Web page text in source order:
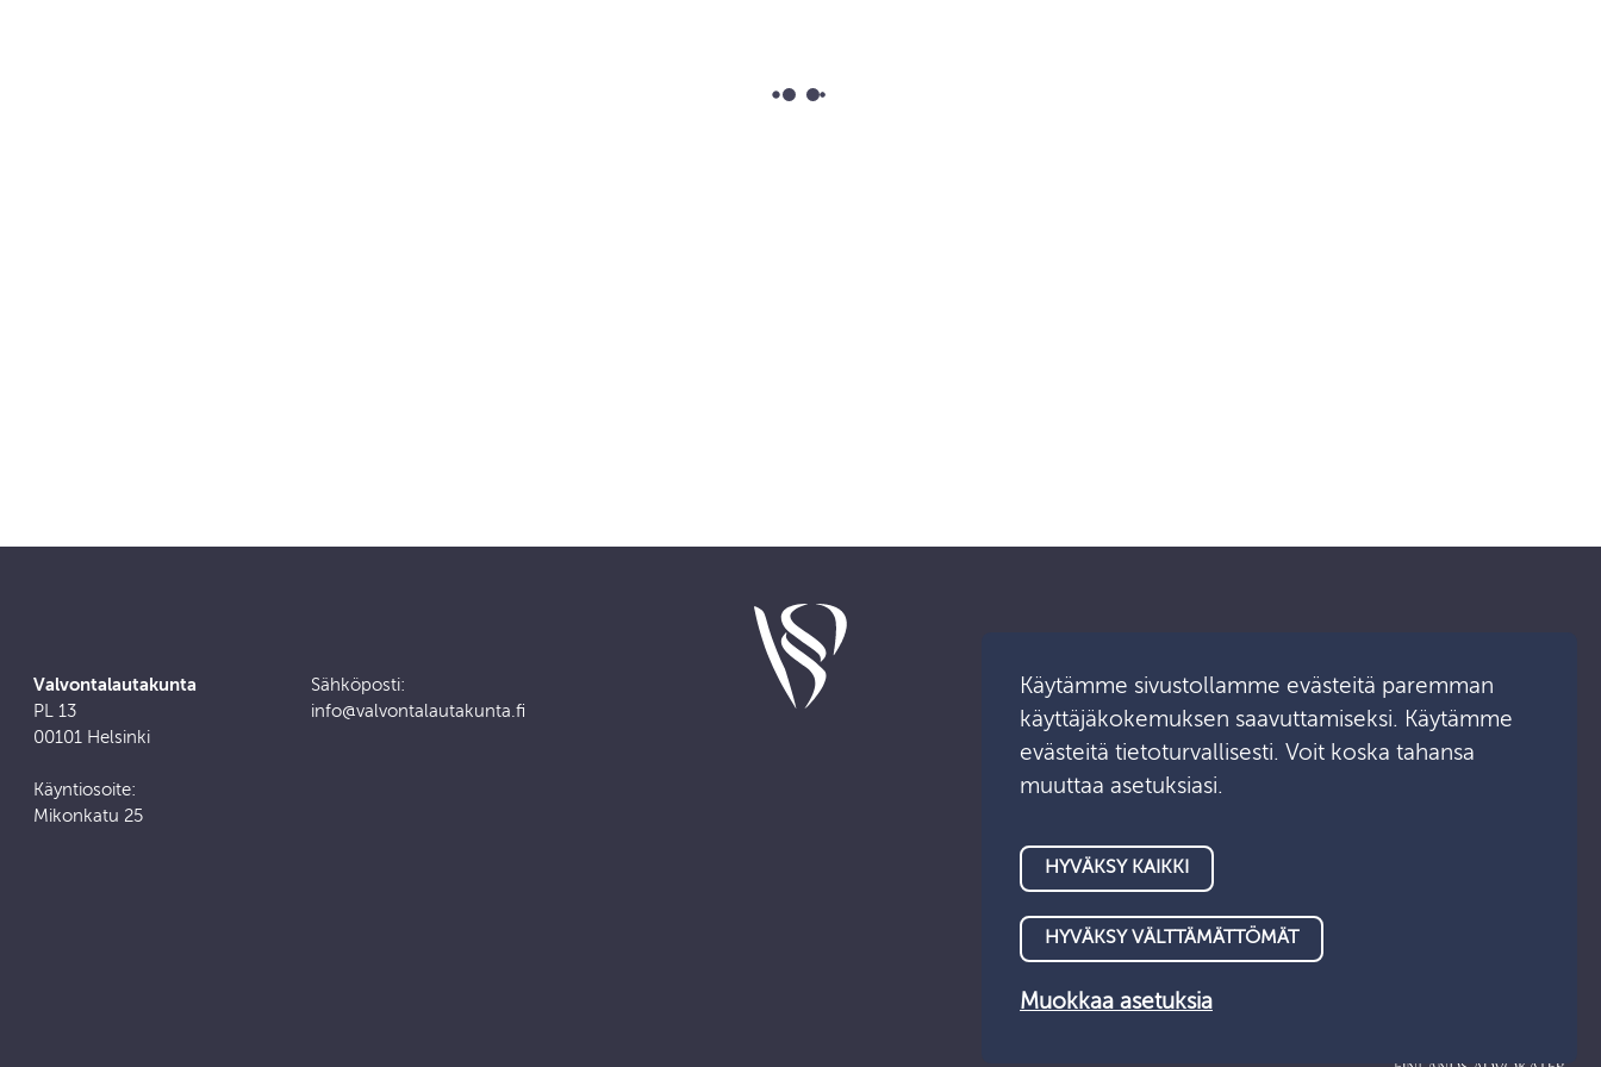
Valvontalautakunta
PL 13
00101 Helsinki
Käyntiosoite:
Mikonkatu 25
Sähköposti:
info@valvontalautakunta.fi
Ota yhteyttä
Käytämme sivustollamme evästeitä paremman
käyttäjäkokemuksen saavuttamiseksi. Käytämme
evästeitä tietoturvallisesti. Voit koska tahansa
muuttaa asetuksiasi.
HYVÄKSY VÄLTTÄMÄTTÖMÄT
HYVÄKSY KAIKKI
Muokkaa asetuksia